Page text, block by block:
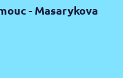
- Masarykova